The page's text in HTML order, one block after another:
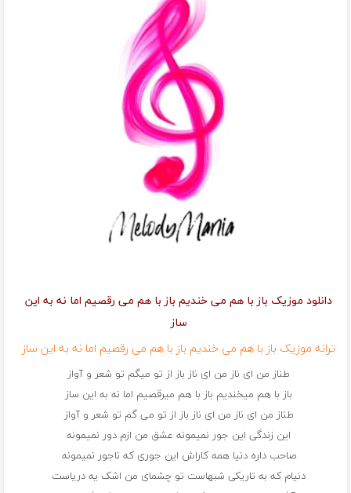
دانلود موزیک باز با هم می خندیم باز با هم می رقصیم اما نه به این
ساز
ترانه موزیک باز با هم می خندیم باز با هم می رقصیم اما نه به این ساز
طناز من ای ناز من ای ناز باز از تو میگم تو شعر و آواز
باز با هم میخندیم باز با هم میرقصیم اما نه به این ساز
طناز من ای ناز من ای ناز باز از تو می گم تو شعر و آواز
این زندگی این جور نمیمونه عشق من ازم دور نمیمونه
صاحب داره دنیا همه کاراش این جوری که ناجور نمیمونه
دنیام که به تاریکی شبهاست تو چشمای من اشک یه دریاست